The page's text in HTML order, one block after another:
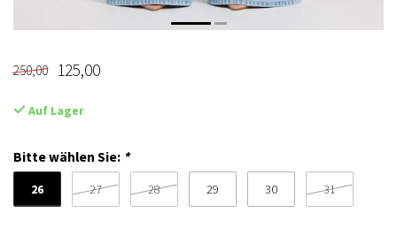
250,00 125,00
Auf Lager
Bitte wählen Sie: *
26 27 28 29 30 31